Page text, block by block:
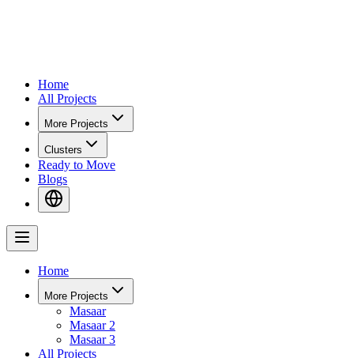
Home
All Projects
More Projects
Clusters
Ready to Move
Blogs
Home
More Projects
Masaar
Masaar 2
Masaar 3
All Projects